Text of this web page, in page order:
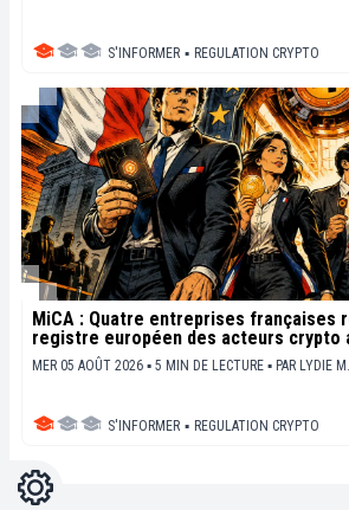
S'INFORMER ▪ REGULATION CRYPTO
MiCA : Quatre entreprises françaises
registre européen des acteurs crypto
MER 05 AOÛT 2026 ▪ 5 MIN DE LECTURE ▪ PAR LYDIE M.
S'INFORMER ▪ REGULATION CRYPTO
Réglages